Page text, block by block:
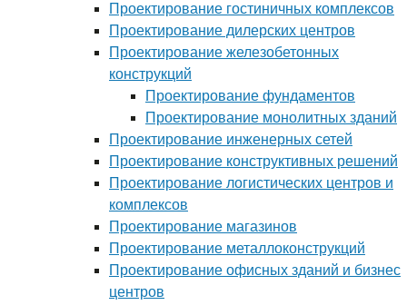
Проектирование гостиничных комплексов
Проектирование дилерских центров
Проектирование железобетонных
конструкций
Проектирование фундаментов
Проектирование монолитных зданий
Проектирование инженерных сетей
Проектирование конструктивных решений
Проектирование логистических центров и
комплексов
Проектирование магазинов
Проектирование металлоконструкций
Проектирование офисных зданий и бизнес
центров